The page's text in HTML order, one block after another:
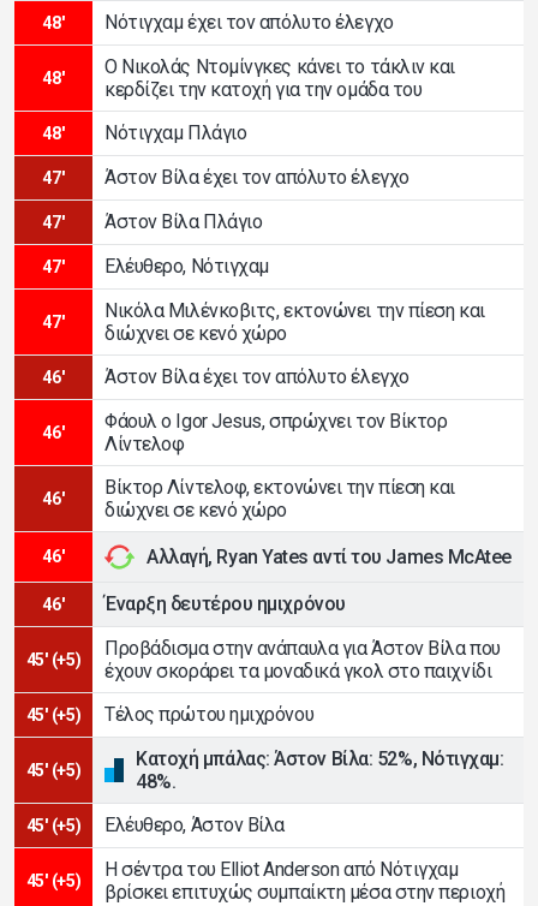
48' Νότιγχαμ έχει τον απόλυτο έλεγχο
48'
Ο Νικολάς Ντομίνγκες κάνει το τάκλιν και
κερδίζει την κατοχή για την ομάδα του
48' Νότιγχαμ Πλάγιο
47' Άστον Βίλα έχει τον απόλυτο έλεγχο
47' Άστον Βίλα Πλάγιο
47' Ελέυθερο, Νότιγχαμ
47'
Νικόλα Μιλένκοβιτς, εκτονώνει την πίεση και
διώχνει σε κενό χώρο
46' Άστον Βίλα έχει τον απόλυτο έλεγχο
46'
Φάουλ ο Igor Jesus, σπρώχνει τον Βίκτορ
Λίντελοφ
46'
Βίκτορ Λίντελοφ, εκτονώνει την πίεση και
διώχνει σε κενό χώρο
46' Αλλαγή, Ryan Yates αντί του James McAtee
46' Έναρξη δευτέρου ημιχρόνου
45' (+5)
Προβάδισμα στην ανάπαυλα για Άστον Βίλα που
έχουν σκοράρει τα μοναδικά γκολ στο παιχνίδι
45' (+5) Τέλος πρώτου ημιχρόνου
45' (+5)
Κατοχή μπάλας: Άστον Βίλα: 52%, Νότιγχαμ:
48%.
45' (+5) Ελέυθερο, Άστον Βίλα
45' (+5)
Η σέντρα του Elliot Anderson από Νότιγχαμ
βρίσκει επιτυχώς συμπαίκτη μέσα στην περιοχή